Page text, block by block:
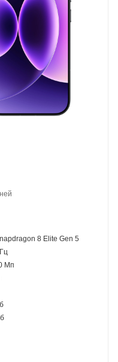
8 Elite Gen 5
Мп